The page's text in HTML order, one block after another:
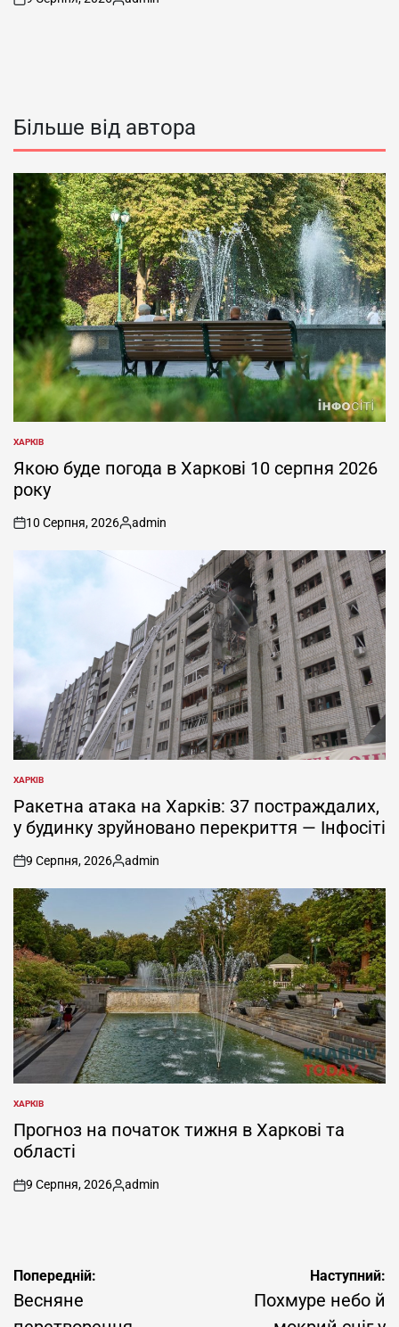
on Опубліковано
Більше від автора
ОПУБЛІКУВАТИ
У
ХАРКІВ
Якою буде погода в Харкові 10 серпня 2026
року
on
10 Серпня, 2026
Опубліковано
admin
ОПУБЛІКУВАТИ
У
ХАРКІВ
Ракетна атака на Харків: 37 постраждалих,
у будинку зруйновано перекриття — Інфосіті
on
9 Серпня, 2026
Опубліковано
admin
ОПУБЛІКУВАТИ
У
ХАРКІВ
Прогноз на початок тижня в Харкові та
області
on
9 Серпня, 2026
Опубліковано
admin
Навігація
записів
Попередній:
Весняне
Наступний:
Похмуре небо й